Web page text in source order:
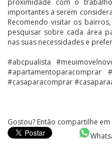
importantes a serem
Recomendo visitar os
pesquisar sobre cada área
nas suas necessidades e
#abcpualista
#apartamentoparacomprar
#casaparacomprar
Gostou? Então compartilhe em